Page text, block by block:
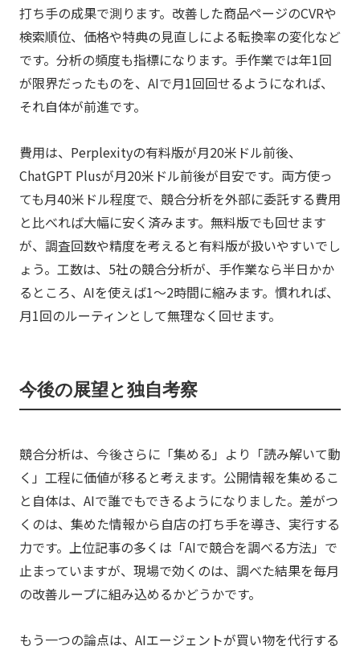
打ち手の成果で測ります。改善した商品ページのCVRや
検索順位、価格や特典の見直しによる転換率の変化など
です。分析の頻度も指標になります。手作業では年1回
が限界だったものを、AIで月1回回せるようになれば、
それ自体が前進です。
費用は、Perplexityの有料版が月20米ドル前後、
ChatGPT Plusが月20米ドル前後が目安です。両方使っ
ても月40米ドル程度で、競合分析を外部に委託する費用
と比べれば大幅に安く済みます。無料版でも回せます
が、調査回数や精度を考えると有料版が扱いやすいでし
ょう。工数は、5社の競合分析が、手作業なら半日かか
るところ、AIを使えば1〜2時間に縮みます。慣れれば、
月1回のルーティンとして無理なく回せます。
今後の展望と独自考察
競合分析は、今後さらに「集める」より「読み解いて動
く」工程に価値が移ると考えます。公開情報を集めるこ
と自体は、AIで誰でもできるようになりました。差がつ
くのは、集めた情報から自店の打ち手を導き、実行する
力です。上位記事の多くは「AIで競合を調べる方法」で
止まっていますが、現場で効くのは、調べた結果を毎月
の改善ループに組み込めるかどうかです。
もう一つの論点は、AIエージェントが買い物を代行する